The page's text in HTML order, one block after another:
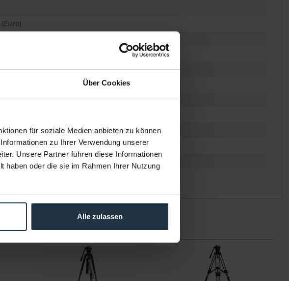
Über Cookies
für soziale Medien anbieten zu können
zu Ihrer Verwendung unserer
Unsere Partner führen diese Informationen
haben oder die sie im Rahmen Ihrer Nutzung
Alle zulassen
Steuerung